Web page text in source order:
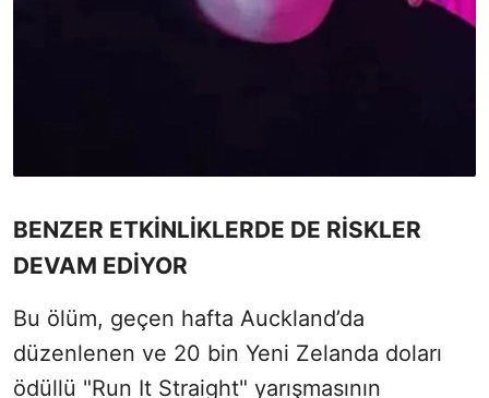
BENZER ETKİNLİKLERDE DE RİSKLER
DEVAM EDİYOR
Bu ölüm, geçen hafta Auckland’da
düzenlenen ve 20 bin Yeni Zelanda doları
ödüllü "Run It Straight" yarışmasının